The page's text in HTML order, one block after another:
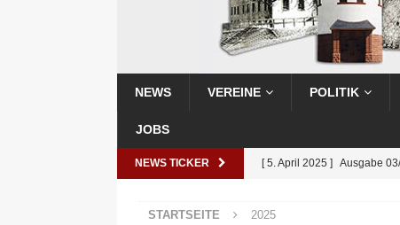
NEWS VEREINE POLITIK
JOBS
NEWS TICKER [ 5. April 2025 ] Ausgabe
STARTSEITE 2025